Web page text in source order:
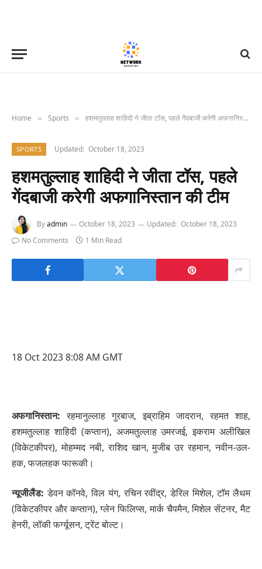
Home » Sports » हशमतुल्लाह शाहिदी ने जीता टॉस, पहले गेंदबाजी करेगी अफगानिस्तान की टीम
SPORTS Updated: October 18, 2023
हशमतुल्लाह शाहिदी ने जीता टॉस, पहले
गेंदबाजी करेगी अफगानिस्तान की टीम
Byadmin October 18, 2023 Updated: October 18, 2023
No Comments
1 Min Read
18 Oct 2023 8:08 AM GMT
अफगानिस्तान: रहमानुल्लाह गुरबाज, इब्राहिम जादरान, रहमत शाह,
हशमतुल्लाह शाहिदी (कप्तान), अजमतुल्लाह उमरजई, इकराम अलीखिल
(विकेटकीपर), मोहम्मद नबी, राशिद खान, मुजीब उर रहमान, नवीन-उल-
हक, फजलहक फारूकी।
न्यूजीलैंड:डेवन कॉनवे, विल यंग, ​​रचिन रवींद्र, डेरिल मिशेल, टॉम लैथम
(विकेटकीपर और कप्तान), ग्लेन फिलिप्स, मार्क चैपमैन, मिशेल सेंटनर, मैट
हेनरी, लॉकी फर्ग्यूसन, ट्रेंट बोल्ट।